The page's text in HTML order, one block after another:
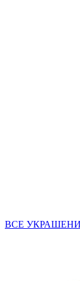
ВСЕ